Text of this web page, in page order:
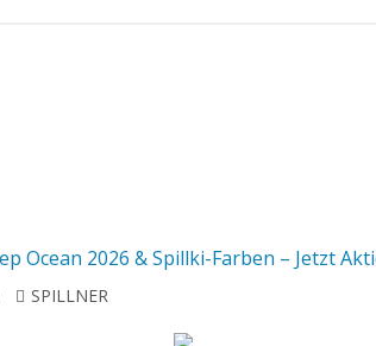
Ocean 2026 & Spillki-Farben – Jetzt
SPILLNER